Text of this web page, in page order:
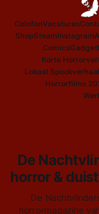
ColofonVacatures
ShopSteamInstagram
ComicsGadget
Korte
Lokaal Spookverhaal
Horrorfilms
De
horror &
De
horrormagazine